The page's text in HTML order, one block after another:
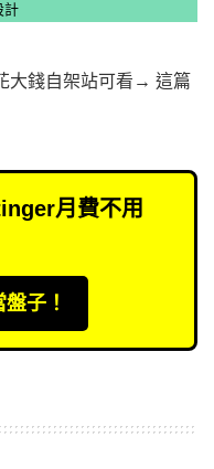
計
大錢自架站可看→ 這篇
月費不用
子！